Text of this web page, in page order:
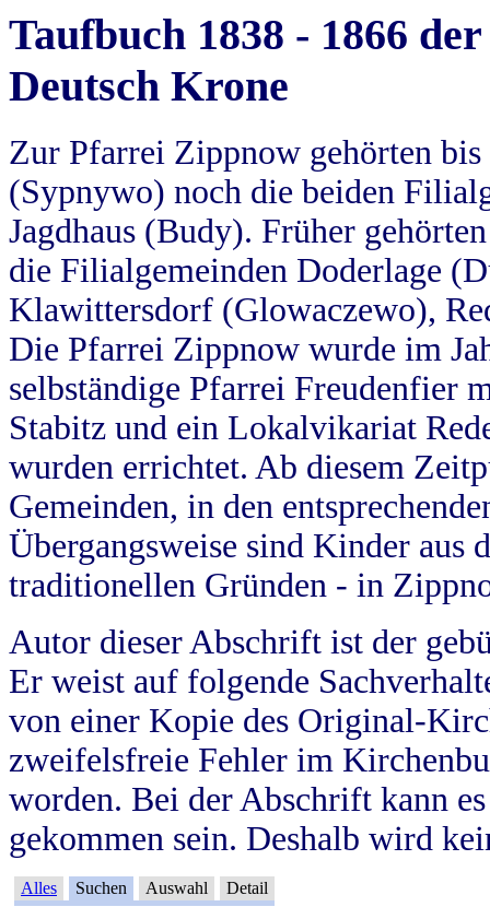
Taufbuch 1838 - 1866
Deutsch Krone
Zur Pfarrei Zippnow gehörten
(Sypnywo) noch die beiden
Jagdhaus (Budy). Früher
die Filialgemeinden Doderlage
Klawittersdorf (Glowaczewo),
Die Pfarrei Zippnow wurde im
selbständige Pfarrei Freudenfier
Stabitz und ein Lokalvikariat
wurden errichtet. Ab diesem
Gemeinden, in den
Übergangsweise sind Kinder aus
traditionellen Gründen - in
Autor dieser Abschrift ist der
Er weist auf folgende
von einer Kopie des Original-
zweifelsfreie Fehler im
worden. Bei der Abschrift kann
gekommen sein. Deshalb wird
Alles Suchen Auswahl Detail